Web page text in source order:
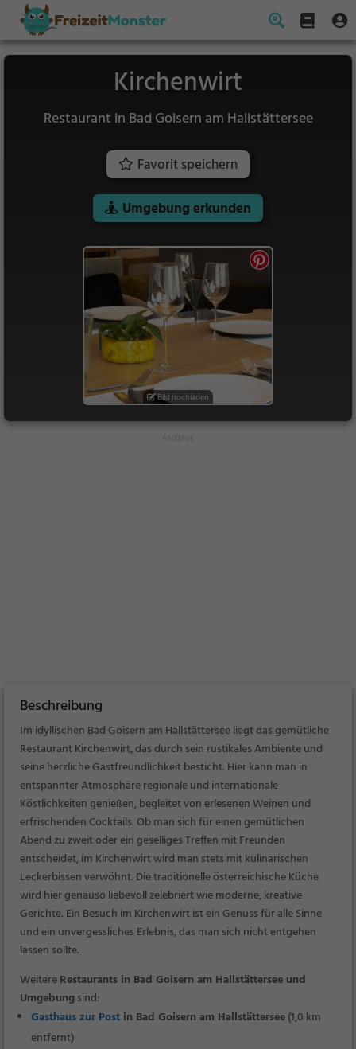
Kirchenwirt
Restaurant in Bad Goisern am Hallstättersee
Favorit speichern
Umgebung erkunden
Bild hochladen
Beschreibung
Im idyllischen Bad Goisern am Hallstättersee liegt das gemütliche
Restaurant Kirchenwirt, das durch sein rustikales Ambiente und
seine herzliche Gastfreundlichkeit besticht. Hier kann man in
entspannter Atmosphäre regionale und internationale
Köstlichkeiten genießen, begleitet von erlesenen Weinen und
erfrischenden Cocktails. Ob man sich für einen gemütlichen
Abend zu zweit oder ein geselliges Treffen mit Freunden
entscheidet, im Kirchenwirt wird man stets mit kulinarischen
Leckerbissen verwöhnt. Die traditionelle österreichische Küche
wird hier genauso liebevoll zelebriert wie moderne, kreative
Gerichte. Ein Besuch im Kirchenwirt ist ein Genuss für alle Sinne
und ein unvergessliches Erlebnis, das man sich nicht entgehen
lassen sollte.
WeitereRestaurants in Bad Goisern am Hallstättersee und
Umgebungsind:
Gasthaus zur Post in Bad Goisern am Hallstättersee(1,0 km
entfernt)